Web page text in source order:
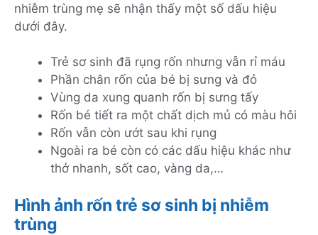
nhiễm trùng mẹ sẽ nhận thấy một số dấu hiệu
dưới đây.
Trẻ sơ sinh đã rụng rốn nhưng vẫn rỉ máu
Phần chân rốn của bé bị sưng và đỏ
Vùng da xung quanh rốn bị sưng tấy
Rốn bé tiết ra một chất dịch mủ có màu hôi
Rốn vẫn còn ướt sau khi rụng
Ngoài ra bé còn có các dấu hiệu khác như
thở nhanh, sốt cao, vàng da,…
Hình ảnh rốn trẻ sơ sinh bị nhiễm
trùng